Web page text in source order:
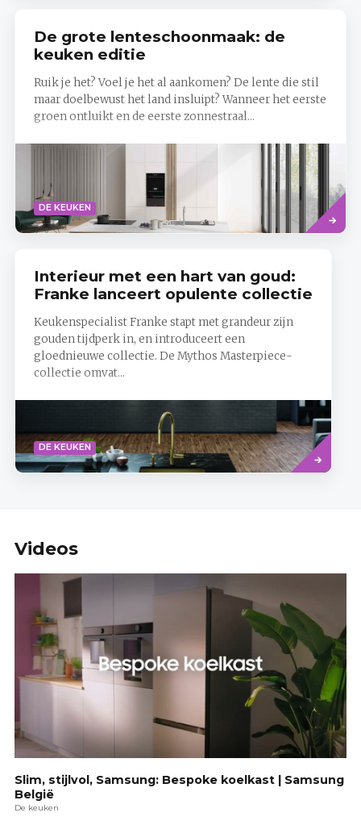
De grote lenteschoonmaak: de
keuken editie
Ruik je het? Voel je het al aankomen? De lente die stil
maar doelbewust het land insluipt? Wanneer het eerste
groen ontluikt en de eerste zonnestraal...
DE KEUKEN
Read
more
Interieur met een hart van goud:
Franke lanceert opulente collectie
Keukenspecialist Franke stapt met grandeur zijn
gouden tijdperk in, en introduceert een
gloednieuwe collectie. De Mythos Masterpiece-
collectie omvat...
DE KEUKEN
Read
more
Videos
Slim, stijlvol, Samsung: Bespoke koelkast | Samsung
België
De keuken